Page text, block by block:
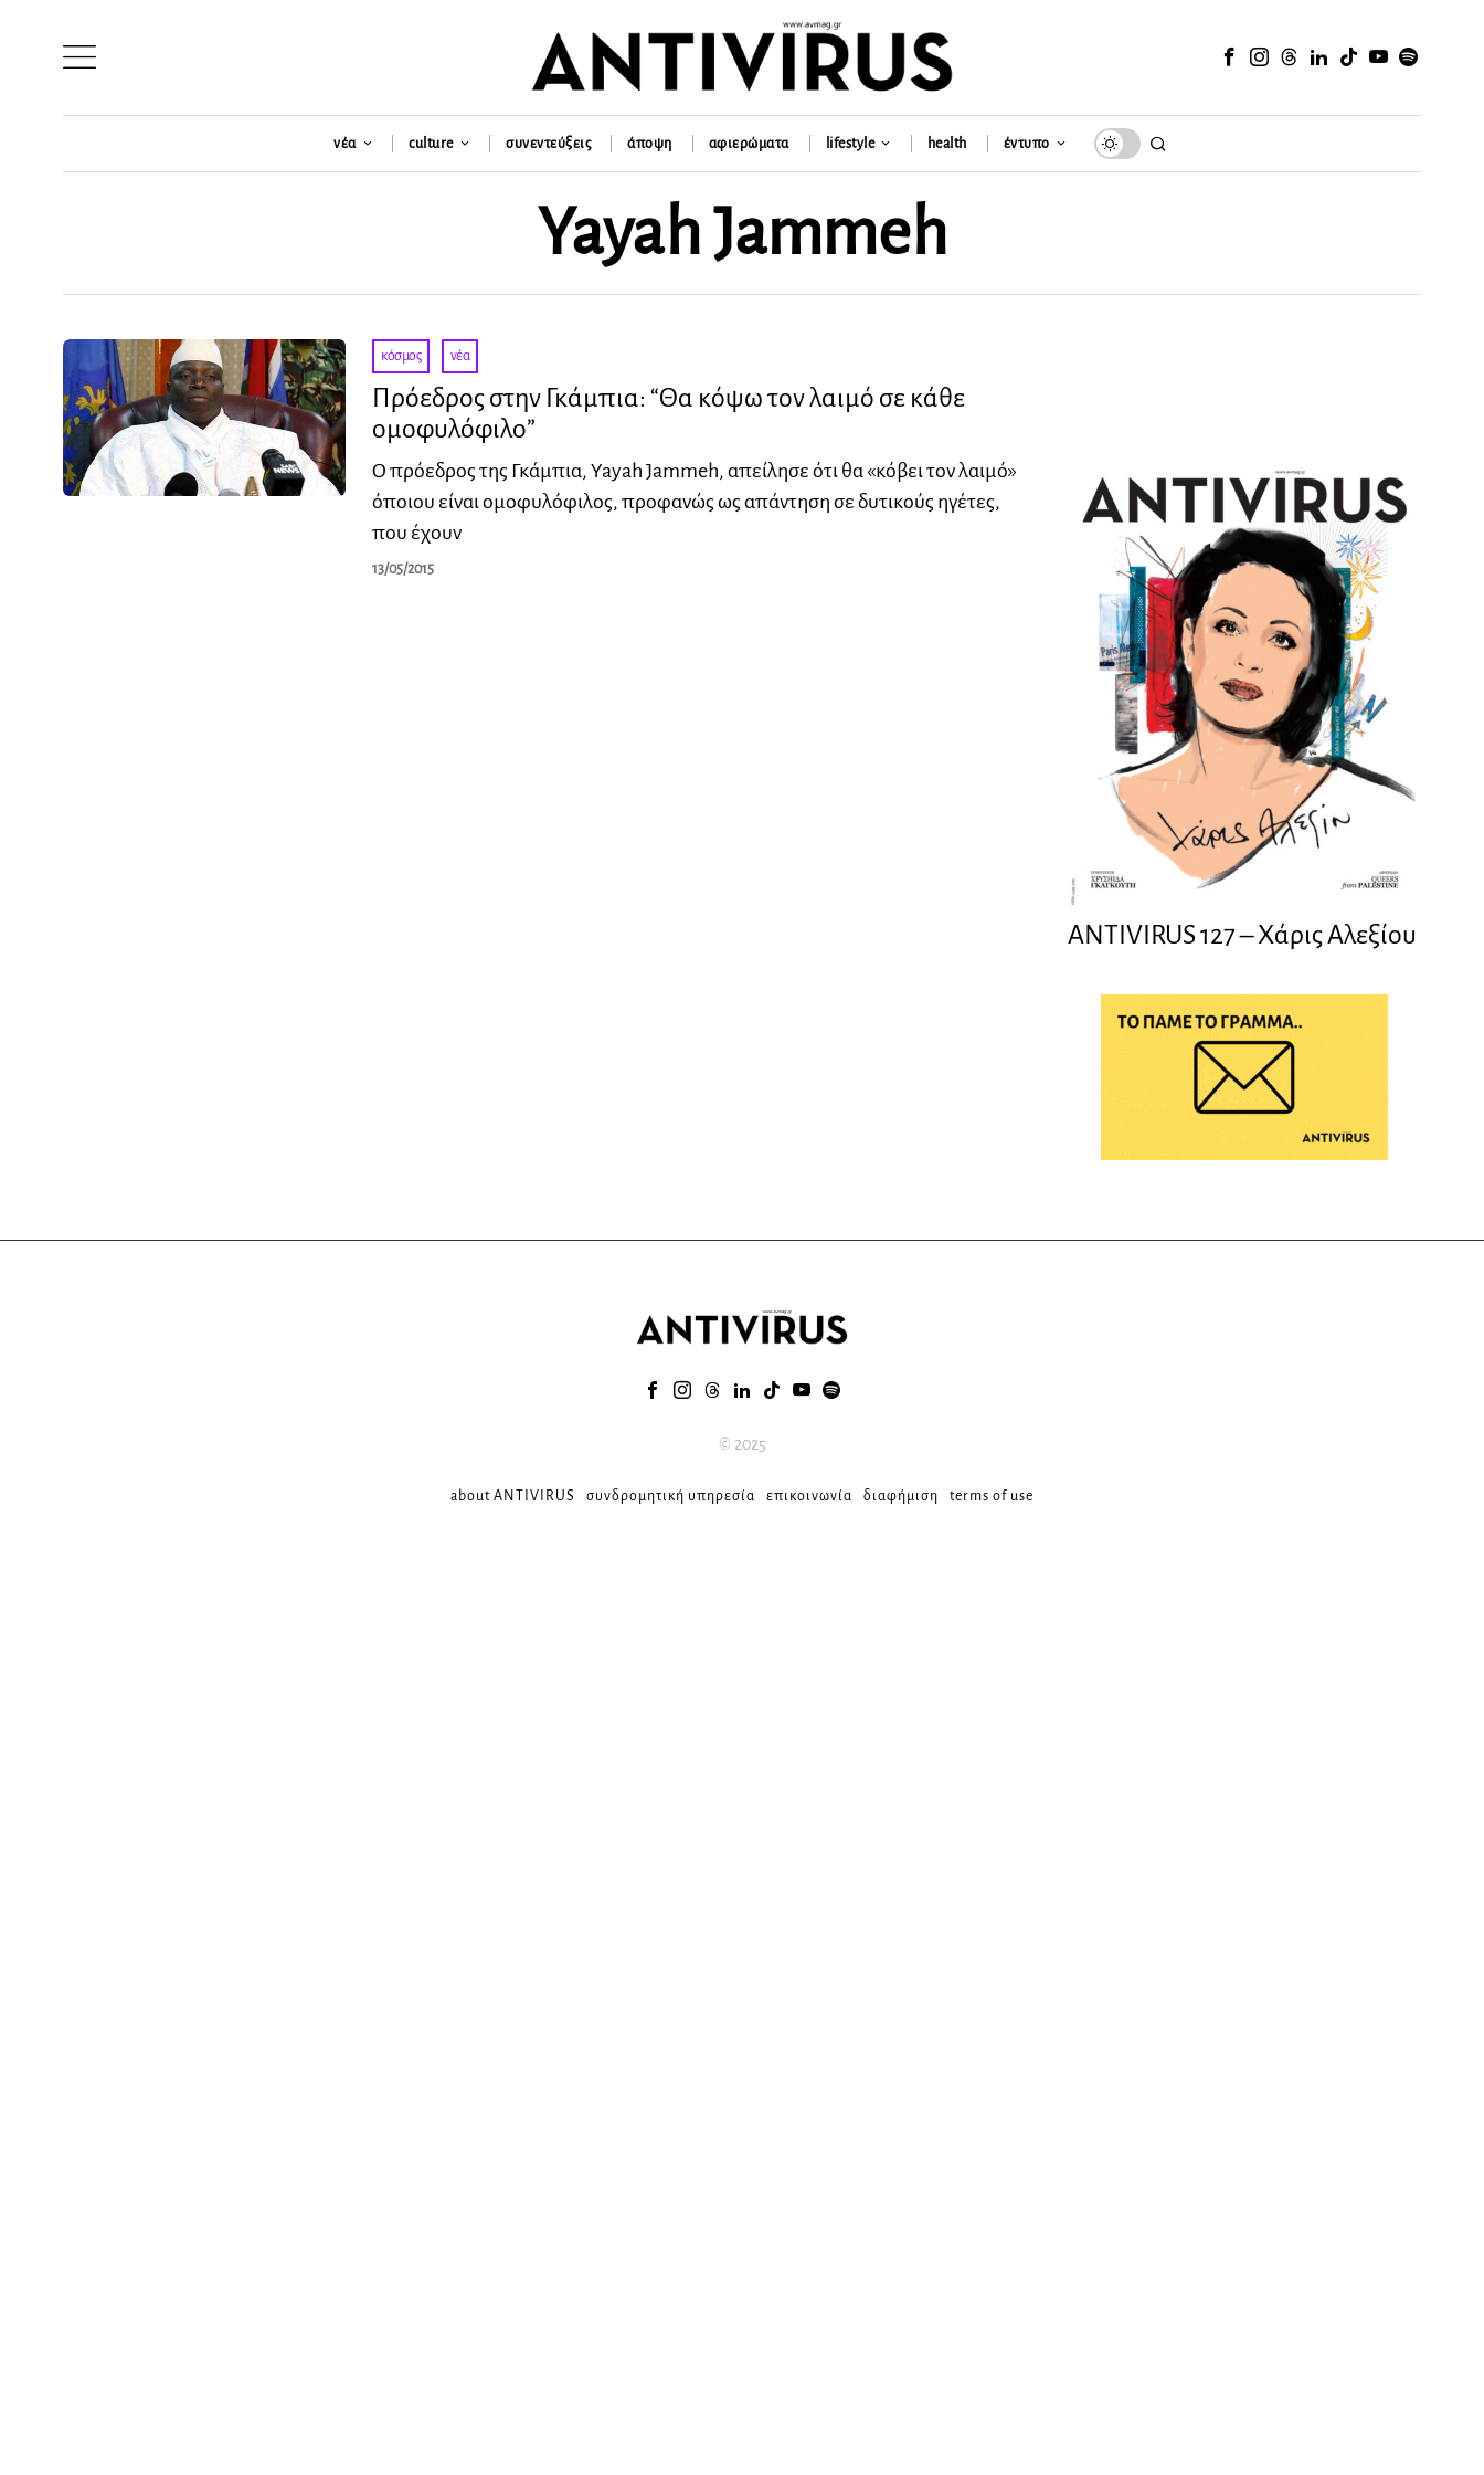
νέα culture συνεντεύξεις άποψη αφιερώματα lifestyle health έντυπο
Yayah Jammeh
κόσμος · νέα
Πρόεδρος στην Γκάμπια: “Θα κόψω τον λαιμό σε κάθε
ομοφυλόφιλο”
Ο πρόεδρος της Γκάμπια, Yayah Jammeh, απείλησε ότι θα «κόβει τον λαιμό»
όποιου είναι ομοφυλόφιλος, προφανώς ως απάντηση σε δυτικούς ηγέτες,
που έχουν
13/05/2015
ANTIVIRUS 127 – Xάρις Αλεξίου
© 2025
about ANTIVIRUS συνδρομητική υπηρεσία επικοινωνία διαφήμιση terms of use